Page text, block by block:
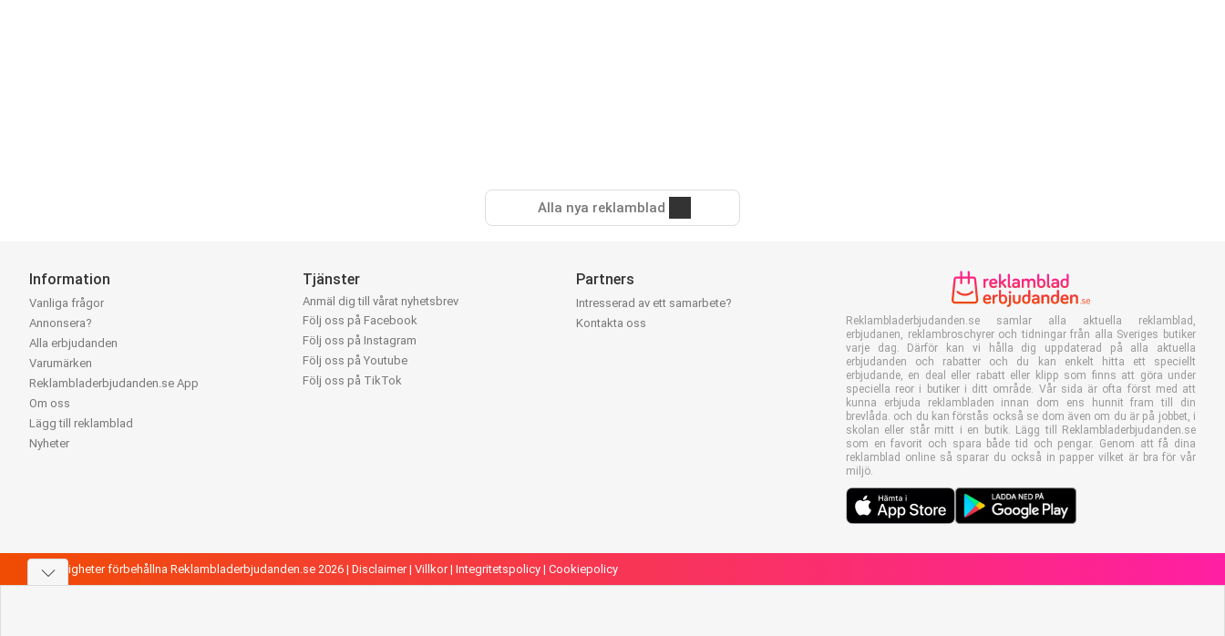
Alla nya reklamblad
Information
Vanliga frågor
Annonsera?
Alla erbjudanden
Varumärken
Reklambladerbjudanden.se App
Om oss
Lägg till reklamblad
Nyheter
Tjänster
Anmäl dig till vårat nyhetsbrev
Följ oss på Facebook
Följ oss på Instagram
Följ oss på Youtube
Följ oss på TikTok
Partners
Intresserad av ett samarbete?
Kontakta oss
Reklambladerbjudanden.se samlar alla aktuella reklamblad,
erbjudanen, reklambroschyrer och tidningar från alla Sveriges butiker
varje dag. Därför kan vi hålla dig uppdaterad på alla aktuella
erbjudanden och rabatter och du kan enkelt hitta ett speciellt
erbjudande, en deal eller rabatt eller klipp som finns att göra under
speciella reor i butiker i ditt område. Vår sida är ofta först med att
kunna erbjuda reklambladen innan dom ens hunnit fram till din
brevlåda. och du kan förstås också se dom även om du är på jobbet, i
skolan eller står mitt i en butik. Lägg till Reklambladerbjudanden.se
som en favorit och spara både tid och pengar. Genom att få dina
reklamblad online så sparar du också in papper vilket är bra för vår
miljö.
Alla rättigheter förbehållna Reklambladerbjudanden.se 2026 | Disclaimer| Villkor| Integritetspolicy | Cookiepolicy